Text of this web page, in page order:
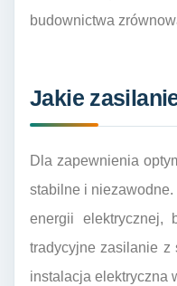
budownictwa
Jakie
Dla zapewnienia
stabilne i
energii elektrycznej,
tradycyjne zasilanie z
instalacja elektryczna